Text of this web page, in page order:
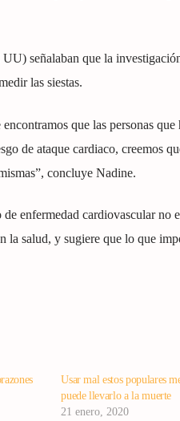
señalaban que la investigación
las siestas.
que las personas que
de ataque cardiaco, creemos
concluye Nadine.
enfermedad cardiovascular no
la salud, y sugiere que lo que
Usar mal estos populares
puede llevarlo a la muerte
21 enero, 2020